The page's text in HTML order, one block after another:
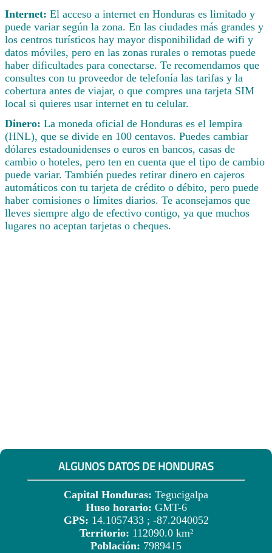
Internet: El acceso a internet en Honduras es limitado y
puede variar según la zona. En las ciudades más grandes y
los centros turísticos hay mayor disponibilidad de wifi y
datos móviles, pero en las zonas rurales o remotas puede
haber dificultades para conectarse. Te recomendamos que
consultes con tu proveedor de telefonía las tarifas y la
cobertura antes de viajar, o que compres una tarjeta SIM
local si quieres usar internet en tu celular.
Dinero: La moneda oficial de Honduras es el lempira
(HNL), que se divide en 100 centavos. Puedes cambiar
dólares estadounidenses o euros en bancos, casas de
cambio o hoteles, pero ten en cuenta que el tipo de cambio
puede variar. También puedes retirar dinero en cajeros
automáticos con tu tarjeta de crédito o débito, pero puede
haber comisiones o límites diarios. Te aconsejamos que
lleves siempre algo de efectivo contigo, ya que muchos
lugares no aceptan tarjetas o cheques.
ALGUNOS DATOS DE HONDURAS
Capital Honduras: Tegucigalpa
Huso horario: GMT-6
GPS: 14.1057433 ; -87.2040052
Territorio: 112090.0 km²
Población: 7989415